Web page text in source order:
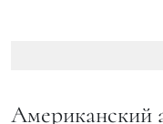
Американский